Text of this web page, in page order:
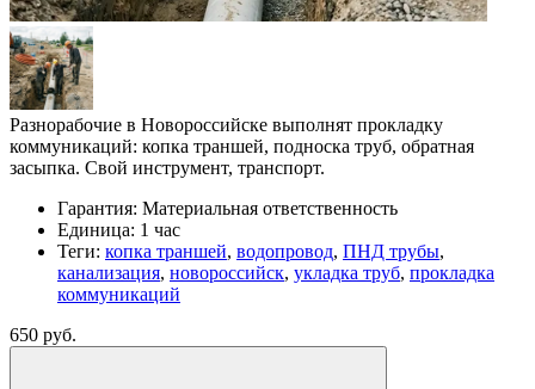
Разнорабочие в Новороссийске выполнят прокладку
коммуникаций: копка траншей, подноска труб, обратная
засыпка. Свой инструмент, транспорт.
Гарантия: Материальная ответственность
Единица: 1 час
Теги: копка траншей, водопровод, ПНД трубы,
канализация, новороссийск, укладка труб, прокладка
коммуникаций
650 руб.